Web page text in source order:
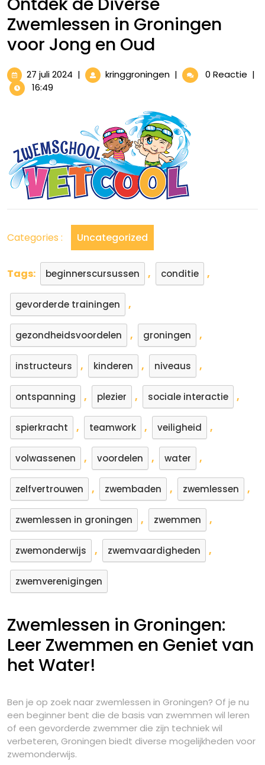
Zwemlessen in Groningen
voor Jong en Oud
27 juli 2024 27| kringgroningenOntdek
Zwemlessen
in
Groningen
voor
Jong
en
Oud
| 0 Reactie |
16:49
Categories : Uncategorized
Tags: beginnerscursussen , conditie ,
gevorderde trainingen ,
gezondheidsvoordelen , groningen ,
instructeurs , kinderen , niveaus ,
ontspanning , plezier , sociale interactie ,
spierkracht , teamwork , veiligheid ,
volwassenen , voordelen , water ,
zelfvertrouwen , zwembaden , zwemlessen ,
zwemlessen in groningen , zwemmen ,
zwemonderwijs , zwemvaardigheden ,
zwemverenigingen
Zwemlessen in Groningen:
Leer Zwemmen en Geniet van
het Water!
Ben je op zoek naar zwemlessen in Groningen? Of je nu
een beginner bent die de basis van zwemmen wil leren
of een gevorderde zwemmer die zijn techniek wil
verbeteren, Groningen biedt diverse mogelijkheden voor
zwemonderwijs.